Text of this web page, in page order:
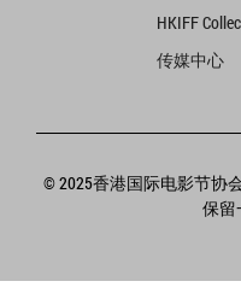
HKIFF
传媒中心
© 2025香港国际电影节协
保留